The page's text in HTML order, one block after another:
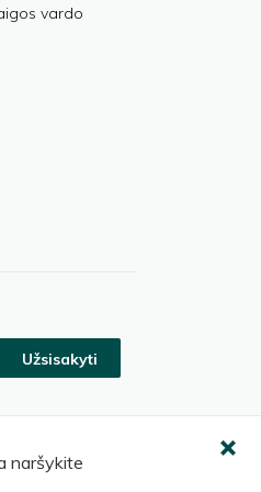
vardo
Užsisakyti
naršykite